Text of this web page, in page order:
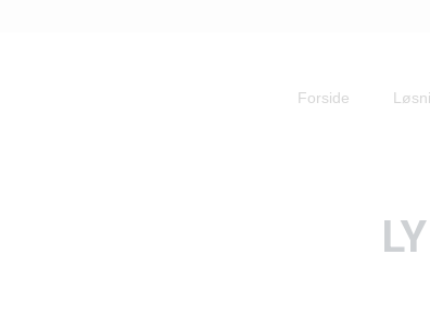
Forside